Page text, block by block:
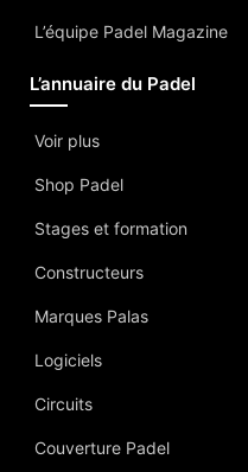
L’équipe Padel Magazine
L’annuaire du Padel
Voir plus
Shop Padel
Stages et formation
Constructeurs
Marques Palas
Logiciels
Circuits
Couverture Padel